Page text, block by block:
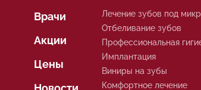
Врачи
Акции
Цены
Лечение зубов под
Отбеливание зубов
Профессиональная
Имплантация
Виниры на зубы
Комфортное лечение